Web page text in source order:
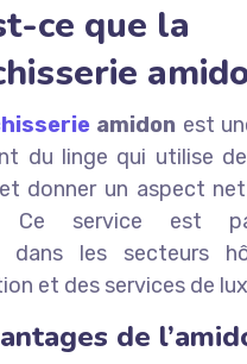
ce que la
amidon est
du linge qui utilise de
donner un aspect
Ce service est
dans les secteurs
et des services de
de